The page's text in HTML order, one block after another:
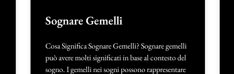
Sognare Gemelli
Cosa Significa Sognare Gemelli? Sognare gemelli
può avere molti significati in base al contesto del
sogno. I gemelli nei sogni possono rappresentare